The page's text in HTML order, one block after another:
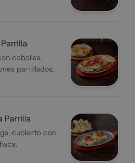
ajo.
cebollas,
parrillados.
Parrilla
cubierto con